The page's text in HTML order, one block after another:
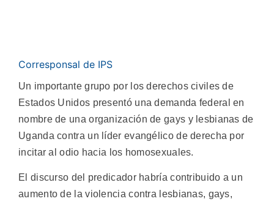
Corresponsal de IPS
Un importante grupo por los derechos civiles de
Estados Unidos presentó una demanda federal en
nombre de una organización de gays y lesbianas de
Uganda contra un líder evangélico de derecha por
incitar al odio hacia los homosexuales.
El discurso del predicador habría contribuido a un
aumento de la violencia contra lesbianas, gays,